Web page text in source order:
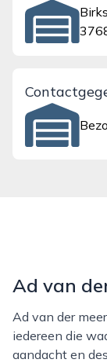
Ad van
Ad van der meer is een vertrouwd adres in soest voor
iedereen die
aandacht en